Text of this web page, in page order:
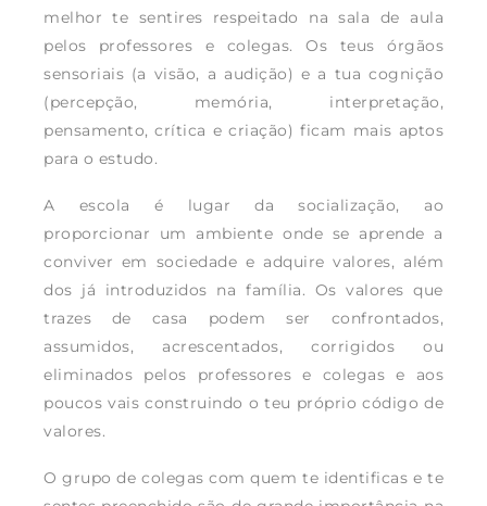
melhor te sentires respeitado na sala de aula
pelos professores e colegas. Os teus órgãos
sensoriais (a visão, a audição) e a tua cognição
(percepção, memória, interpretação,
pensamento, crítica e criação) ficam mais aptos
para o estudo.
A escola é lugar da socialização, ao
proporcionar um ambiente onde se aprende a
conviver em sociedade e adquire valores, além
dos já introduzidos na família. Os valores que
trazes de casa podem ser confrontados,
assumidos, acrescentados, corrigidos ou
eliminados pelos professores e colegas e aos
poucos vais construindo o teu próprio código de
valores.
O grupo de colegas com quem te identificas e te